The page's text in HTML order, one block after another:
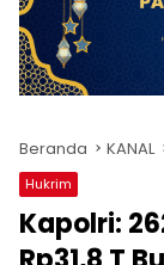
Beranda KANAL
Hukrim
Kapolri: